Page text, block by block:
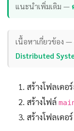
แนะนำเพิ่มเติม —
เนื้อหาเกี่ยวข้อง —
Distributed
สร้างโฟลเดอ
สร้างไฟล์
สร้างโฟลเดอร์